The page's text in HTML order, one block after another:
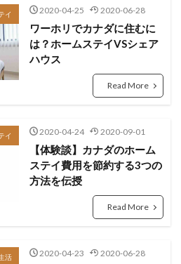
イ 2020-04-25 2020-06-28
ワーホリでカナダに住むに
は？ホームステイVSシェア
ハウス
Read More
イ 2020-04-24 2020-09-01
【体験談】カナダのホーム
ステイ費用を節約する3つの
方法を伝授
Read More
活 2020-04-23 2020-06-28